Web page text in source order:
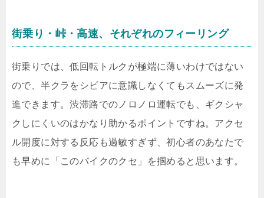
街乗り・峠・高速、それぞれのフィーリング
街乗りでは、低回転トルクが極端に薄いわけではない
ので、半クラをシビアに意識しなくてもスムーズに発
進できます。渋滞路でのノロノロ運転でも、ギクシャ
クしにくいのはかなり助かるポイントですね。アクセ
ル開度に対する反応も過敏すぎず、初心者のあなたで
も早めに「このバイクのクセ」を掴めると思います。